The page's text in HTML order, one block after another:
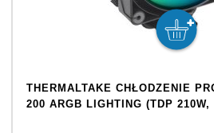
THERMALTAKE CHŁODZENIE
200 ARGB LIGHTING (TDP 210W,